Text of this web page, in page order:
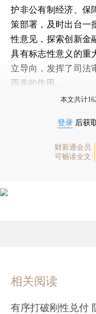
护非公有制经济、保
策部署，及时出台一
性意见，探索创新金
具有标志性意义的重
立导向，发挥了司法
雨表的作用。
本文共计
登录 后获
财新通会员
可畅读全文
相关阅读
有序打破刚性兑付